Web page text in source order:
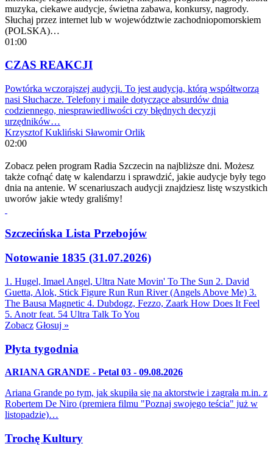
muzyka, ciekawe audycje, świetna zabawa, konkursy, nagrody.
Słuchaj przez internet lub w województwie zachodniopomorskiem
(POLSKA)…
01:00
CZAS REAKCJI
Powtórka wczorajszej audycji. To jest audycja, którą współtworzą
nasi Słuchacze. Telefony i maile dotyczące absurdów dnia
codziennego, niesprawiedliwości czy błędnych decyzji
urzędników…
Krzysztof Kukliński Sławomir Orlik
02:00
Zobacz pełen program Radia Szczecin na najbliższe dni. Możesz
także cofnąć datę w kalendarzu i sprawdzić, jakie audycje były tego
dnia na antenie. W scenariuszach audycji znajdziesz listę wszystkich
uworów jakie wtedy graliśmy!
Szczecińska Lista Przebojów
Notowanie 1835 (31.07.2026)
1. Hugel, Imael Angel, Ultra Nate Movin' To The Sun 2. David
Guetta, Alok, Stick Figure Run Run River (Angels Above Me) 3.
The Bausa Magnetic 4. Dubdogz, Fezzo, Zaark How Does It Feel
5. Anotr feat. 54 Ultra Talk To You
Zobacz Głosuj »
Płyta tygodnia
ARIANA GRANDE - Petal 03 - 09.08.2026
Ariana Grande po tym, jak skupiła się na aktorstwie i zagrała m.in. z
Robertem De Niro (premiera filmu "Poznaj swojego teścia" już w
listopadzie)…
Trochę Kultury